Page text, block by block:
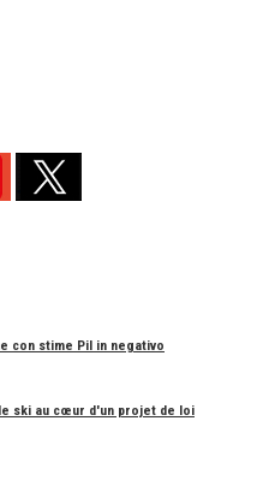
con stime Pil in negativo
ski au cœur d'un projet de loi